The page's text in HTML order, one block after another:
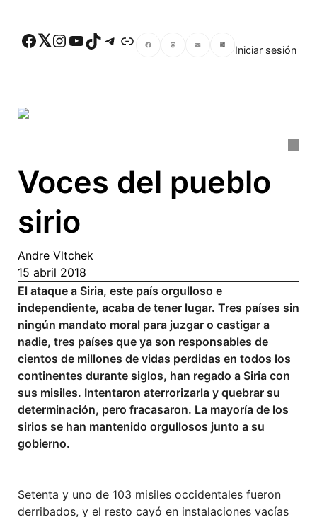
Facebook Twitter Instagram YouTube TikTok Telegram Enlace
Iniciar sesión
Voces del pueblo
sirio
Andre Vltchek
15 abril 2018
El ataque a Siria, este país orgulloso e
independiente, acaba de tener lugar. Tres países sin
ningún mandato moral para juzgar o castigar a
nadie, tres países que ya son responsables de
cientos de millones de vidas perdidas en todos los
continentes durante siglos, han regado a Siria con
sus misiles. Intentaron aterrorizarla y quebrar su
determinación, pero fracasaron. La mayoría de los
sirios se han mantenido orgullosos junto a su
gobierno.
Setenta y uno de 103 misiles occidentales fueron
derribados, y el resto cayó en instalaciones vacías